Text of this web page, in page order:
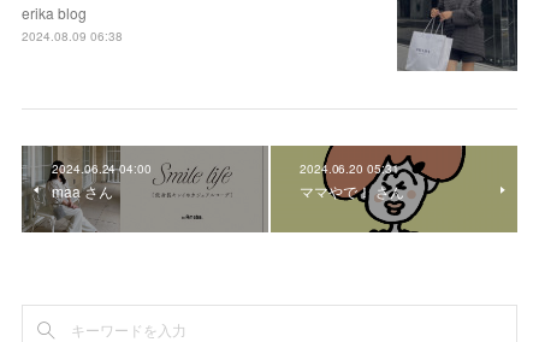
erika blog
2024.08.09 06:38
2024.06.24 04:00
maa さん
2024.06.20 05:31
ママやで！ さん